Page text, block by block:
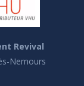
Revival
Nemours